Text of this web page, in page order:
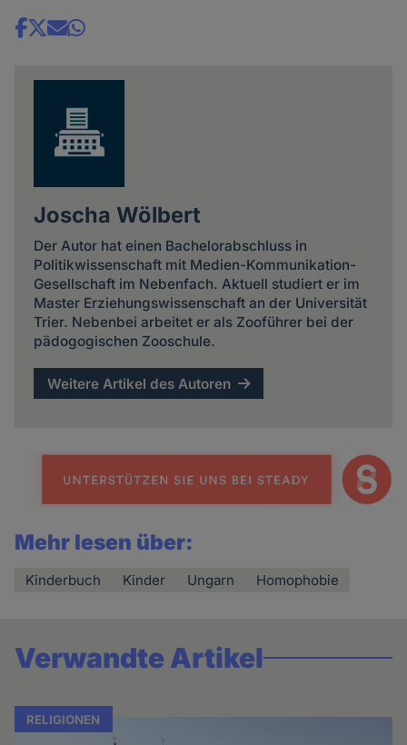
Share
Joscha Wölbert
Der Autor hat einen Bachelorabschluss in
Politikwissenschaft mit Medien-Kommunikation-
Gesellschaft im Nebenfach. Aktuell studiert er im
Master Erziehungswissenschaft an der Universität
Trier. Nebenbei arbeitet er als Zooführer bei der
pädogogischen Zooschule.
Weitere Artikel des Autoren
Mehr lesen über:
Kinderbuch Kinder Ungarn Homophobie
Verwandte Artikel
RELIGIONEN